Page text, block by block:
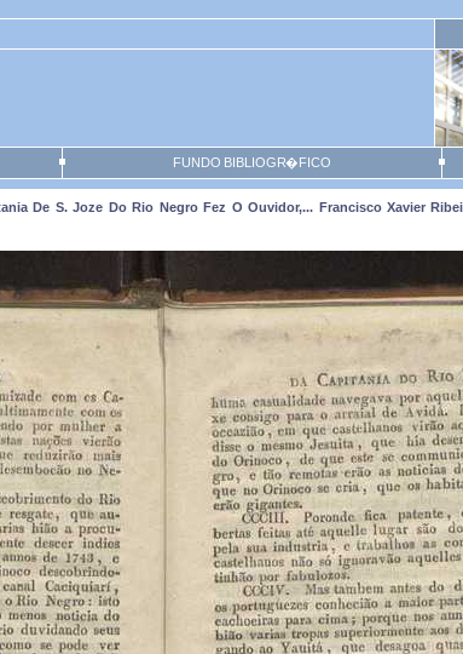
FUNDO BIBLIOGR�FICO
De S. Joze Do Rio Negro Fez O Ouvidor,... Francisco Xavier